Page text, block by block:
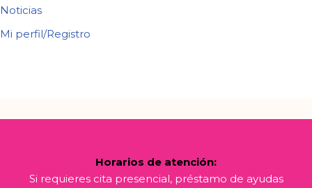
Noticias
Mi perfil/Registro
Horarios de atención:
Si requieres cita presencial, préstamo de ayudas